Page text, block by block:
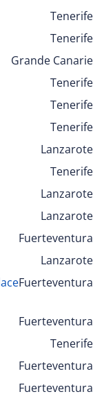
Tenerife
Tenerife
Grande Canarie
Tenerife
Tenerife
Tenerife
Lanzarote
Tenerife
Lanzarote
Lanzarote
Fuerteventura
Lanzarote
Fuerteventura
Fuerteventura
Tenerife
Fuerteventura
Fuerteventura